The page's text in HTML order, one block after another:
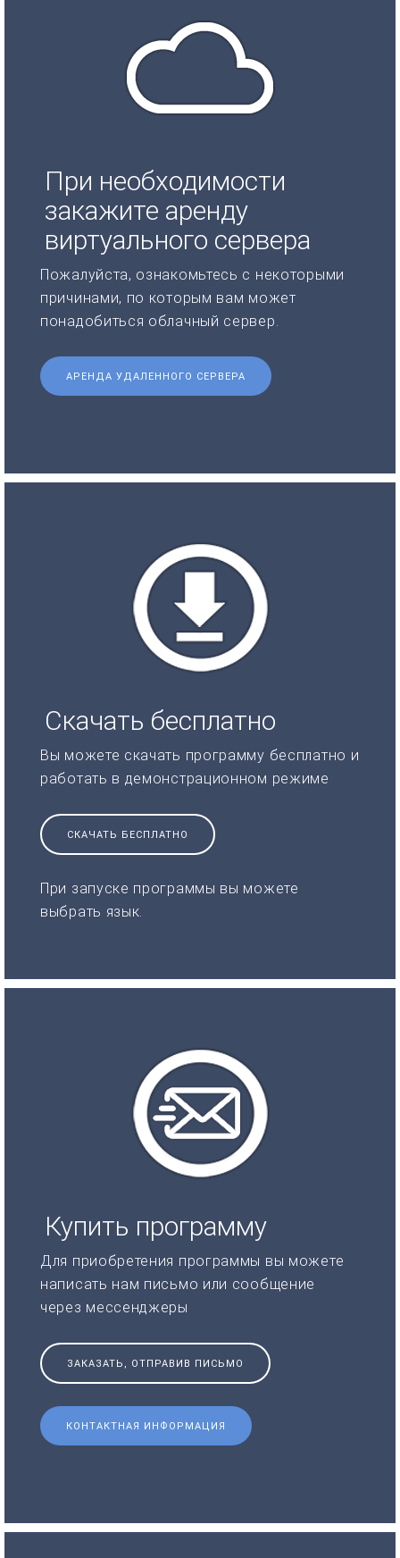
При необходимости
закажите аренду
виртуального сервера
Пожалуйста, ознакомьтесь с некоторыми
причинами, по которым вам может
понадобиться облачный сервер.
АРЕНДА УДАЛЕННОГО СЕРВЕРА
Скачать бесплатно
Вы можете скачать программу бесплатно и
работать в демонстрационном режиме
СКАЧАТЬ БЕСПЛАТНО
При запуске программы вы можете
выбрать язык.
Купить программу
Для приобретения программы вы можете
написать нам письмо или сообщение
через мессенджеры
ЗАКАЗАТЬ, ОТПРАВИВ ПИСЬМО
КОНТАКТНАЯ ИНФОРМАЦИЯ